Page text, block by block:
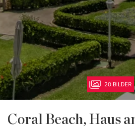
20 BILDER
Coral Beach, Haus